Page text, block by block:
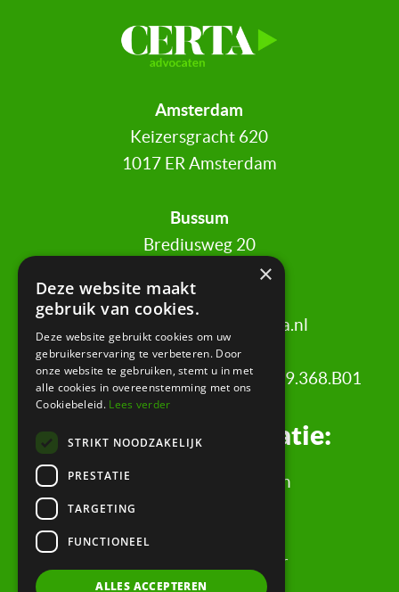
Amsterdam
Keizersgracht 620
1017 ER Amsterdam
Bussum
Brediusweg 20
1401 AG Bussum
info@certa.nl
KvK: 34342484 | BTW nr: 8208.79.368.B01
Juridische informatie:
Algemene Voorwaarden
Privacyverklaring
Rechtsgebiedenregister
×
Deze website maakt
gebruik van cookies.
Deze website gebruikt cookies om uw
gebruikerservaring te verbeteren. Door
onze website te gebruiken, stemt u in met
alle cookies in overeenstemming met ons
Cookiebeleid. Lees verder
STRIKT NOODZAKELIJK
PRESTATIE
TARGETING
FUNCTIONEEL
ALLES ACCEPTEREN